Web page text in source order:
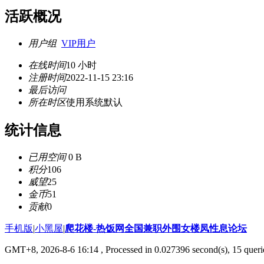
活跃概况
用户组 VIP用户
在线时间10 小时
注册时间2022-11-15 23:16
最后访问
所在时区使用系统默认
统计信息
已用空间0 B
积分106
威望25
金币51
贡献0
手机版|小黑屋|爬花楼-热饭网全国兼职外围女楼凤性息论坛
GMT+8, 2026-8-6 16:14 , Processed in 0.027396 second(s), 15